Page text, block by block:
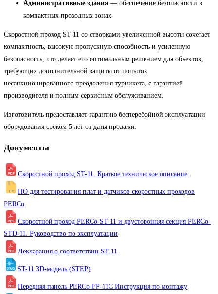
Административные здания — обеспечение безопасности в
компактных проходных зонах
Скоростной проход ST-11 со створками увеличенной высоты сочетает
компактность, высокую пропускную способность и усиленную
безопасность, что делает его оптимальным решением для объектов,
требующих дополнительной защиты от попыток
несанкционированного преодоления турникета, с гарантией
производителя и полным сервисным обслуживанием.
Изготовитель предоставляет гарантию бесперебойной эксплуатации
оборудования сроком 5 лет от даты продажи.
Документы
Скоростной проход ST-11. Краткое техническое описание
ПО для тестирования плат и датчиков скоростных проходов
PERCo
Скоростной проход PERCo-ST-11 и двусторонняя секция PERCo-
STD-11. Руководство по эксплуатации
Декларация о соответствии ST-11
ST-11 3D-модель (STEP)
Передняя панель PERCo-FP-11C Инструкция по монтажу